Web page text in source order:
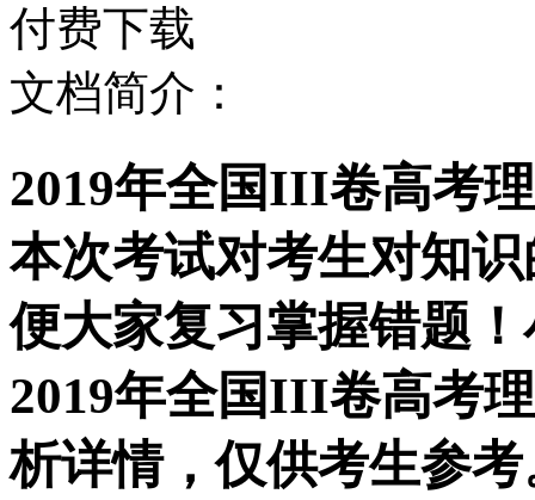
付费下载
文档简介：
2019年全国III卷高考
本次考试对考生对知
便大家复习掌握错题
2019年全国III卷高考
析详情，仅供考生参考